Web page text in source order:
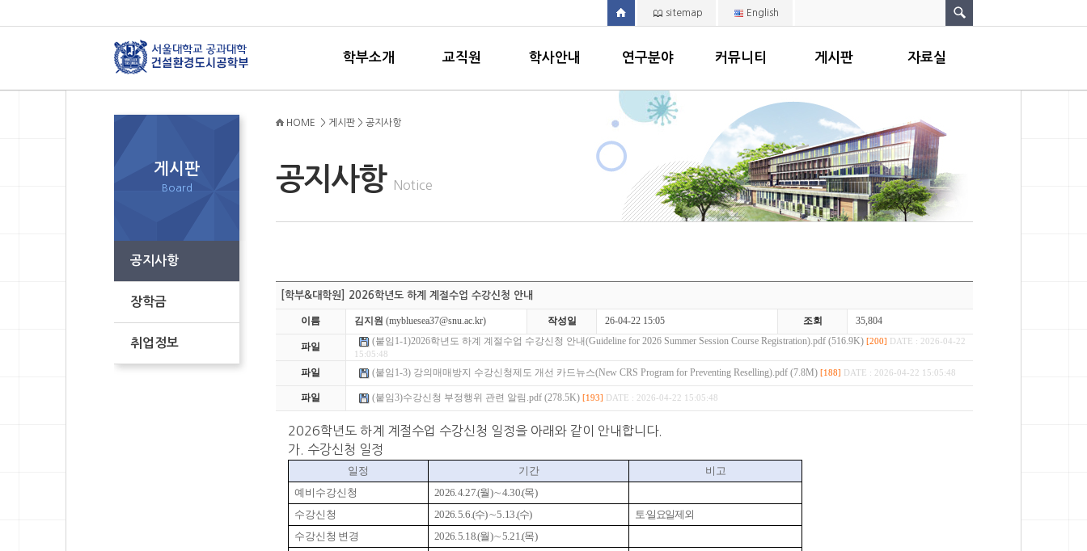
sitemap English
학부소개 교직원 학사안내 연구분야 커뮤니티 게시판 자료실
게시판
Board
공지사항
장학금
취업정보
공지사항 Notice
HOME > 게시판 > 공지사항
[학부&대학원] 2026학년도 하계 계절수업 수강신청 안내
이름 김지원 (mybluesea37@snu.ac.kr) 작성일 26-04-22 15:05 조회 35,804
파일 (붙임1-1)2026학년도 하계 계절수업 수강신청 안내(Guideline for 2026 Summer Session Course Registration).pdf (516.9K) [200] DATE : 2026-04-22
15:05:48
파일 (붙임1-3) 강의매매방지 수강신청제도 개선 카드뉴스(New CRS Program for Preventing Reselling).pdf (7.8M) [188] DATE : 2026-04-22 15:05:48
파일 (붙임3)수강신청 부정행위 관련 알림.pdf (278.5K) [193] DATE : 2026-04-22 15:05:48
2026학년도 하계 계절수업 수강신청 일정을 아래와 같이 안내합니다.
가. 수강신청 일정
일정 기간
비고
예비수강신청
2026. 4. 27.(월) ∼ 4. 30.(목)
수강신청
2026. 5. 6.(수) ∼ 5. 13.(수)
토·일요일 제외
수강신청 변경
2026. 5. 18.(월) ∼ 5. 21.(목)